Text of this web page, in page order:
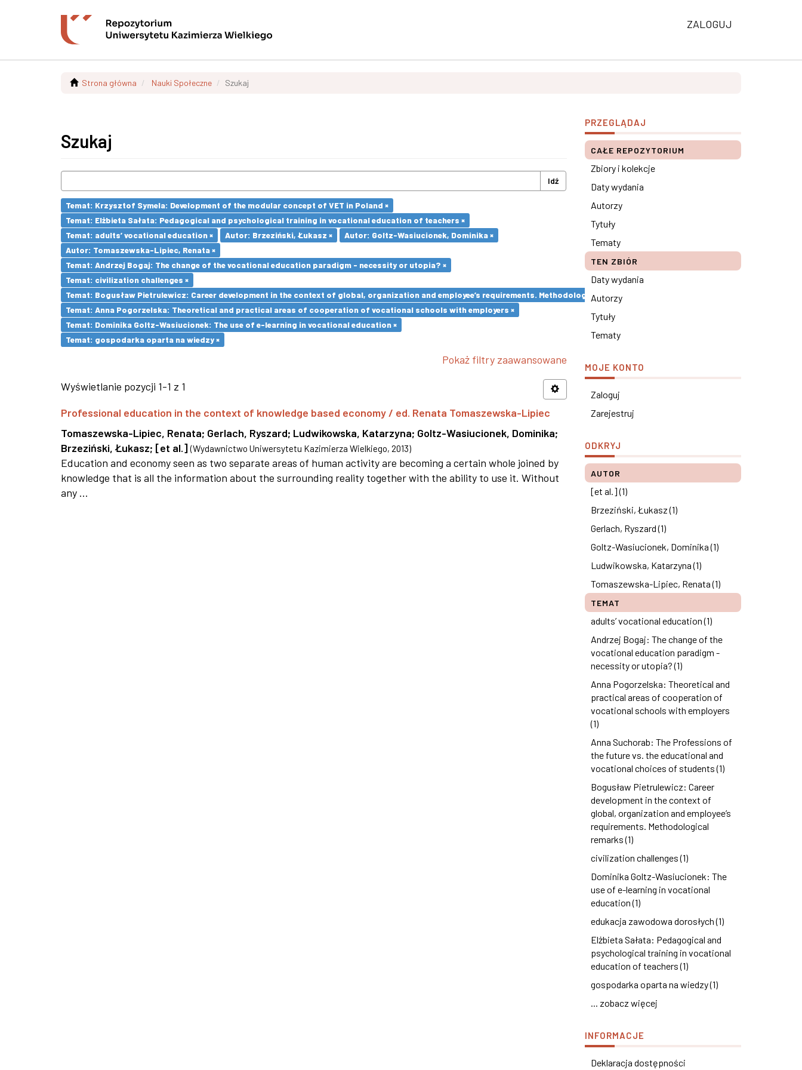
ZALOGUJ
Strona główna Nauki Społeczne Szukaj
Szukaj
Idź
Temat: Krzysztof Symela: Development of the modular concept of VET in Poland ×
Temat: Elżbieta Sałata: Pedagogical and psychological training in vocational education of teachers ×
Temat: adults’ vocational education ×
Autor: Brzeziński, Łukasz ×
Autor: Goltz-Wasiucionek, Dominika ×
Autor: Tomaszewska-Lipiec, Renata ×
Temat: Andrzej Bogaj: The change of the vocational education paradigm - necessity or utopia? ×
Temat: civilization challenges ×
Temat: Bogusław Pietrulewicz: Career development in the context of global, organization and employee’s requirements. Methodological remarks ×
Temat: Anna Pogorzelska: Theoretical and practical areas of cooperation of vocational schools with employers ×
Temat: Dominika Goltz-Wasiucionek: The use of e-learning in vocational education ×
Temat: gospodarka oparta na wiedzy ×
Pokaż filtry zaawansowane
Wyświetlanie pozycji 1-1 z 1
Professional education in the context of knowledge based economy / ed. Renata Tomaszewska-Lipiec
Tomaszewska-Lipiec, Renata; Gerlach, Ryszard; Ludwikowska, Katarzyna; Goltz-Wasiucionek, Dominika;
Brzeziński, Łukasz; [et al.] (Wydawnictwo Uniwersytetu Kazimierza Wielkiego, 2013)
Education and economy seen as two separate areas of human activity are becoming a certain whole joined by
knowledge that is all the information about the surrounding reality together with the ability to use it. Without
any ...
PRZEGLĄDAJ
CAŁE REPOZYTORIUM
Zbiory i kolekcje
Daty wydania
Autorzy
Tytuły
Tematy
TEN ZBIÓR
Daty wydania
Autorzy
Tytuły
Tematy
MOJE KONTO
Zaloguj
Zarejestruj
ODKRYJ
AUTOR
[et al.] (1)
Brzeziński, Łukasz (1)
Gerlach, Ryszard (1)
Goltz-Wasiucionek, Dominika (1)
Ludwikowska, Katarzyna (1)
Tomaszewska-Lipiec, Renata (1)
TEMAT
adults’ vocational education (1)
Andrzej Bogaj: The change of the
vocational education paradigm -
necessity or utopia? (1)
Anna Pogorzelska: Theoretical and
practical areas of cooperation of
vocational schools with employers
(1)
Anna Suchorab: The Professions of
the future vs. the educational and
vocational choices of students (1)
Bogusław Pietrulewicz: Career
development in the context of
global, organization and employee’s
requirements. Methodological
remarks (1)
civilization challenges (1)
Dominika Goltz-Wasiucionek: The
use of e-learning in vocational
education (1)
edukacja zawodowa dorosłych (1)
Elżbieta Sałata: Pedagogical and
psychological training in vocational
education of teachers (1)
gospodarka oparta na wiedzy (1)
... zobacz więcej
INFORMACJE
Deklaracja dostępności